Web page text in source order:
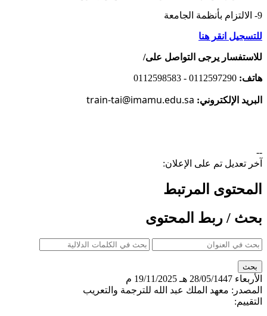
9- الالتزام بأنظمة الجامعة​
للتسجيل انقر هنا​
للاستفسار يرجى التواصل على/
هاتف:
البريد الإلكتروني: train-tai@imamu.edu.sa
--
آخر تعديل تم على الإعلان:
المحتوى المرتبط
بحث / ربط المحتوى
الأربعاء 28/05/1447 هـ
19/11/2025 م
المصدر: معهد الملك عبد الله للترجمة والتعريب
التقييم: